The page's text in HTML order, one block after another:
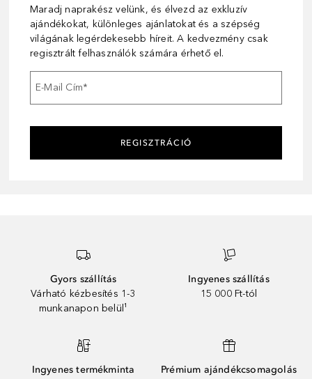
Maradj naprakész velünk, és élvezd az exkluzív
ajándékokat, különleges ajánlatokat és a szépség
világának legérdekesebb híreit. A kedvezmény csak
regisztrált felhasználók számára érhető el.
E-Mail Cím*
REGISZTRÁCIÓ
Gyors szállítás
Várható kézbesítés 1-3
munkanapon belül¹
Ingyenes szállítás
15 000 Ft-tól
Ingyenes termékminta
Prémium ajándékcsomagolás